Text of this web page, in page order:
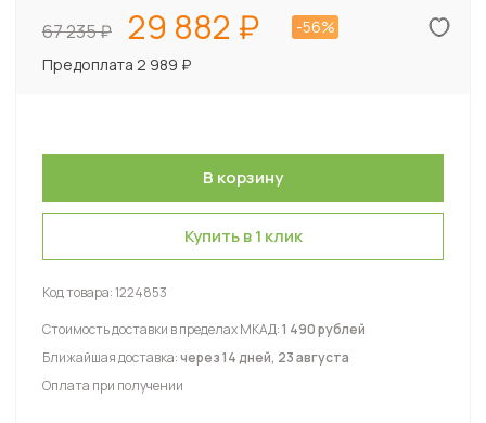
67 235 29 882
-56%
Предоплата 2 989 ₽
Купить в 1 клик
Код товара:1224853
Стоимость доставки в пределах МКАД:1 490 рублей
Ближайшая доставка:через 14 дней, 23 августа
Оплата при получении